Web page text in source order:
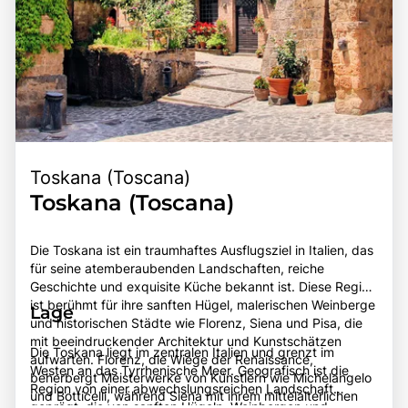
Toskana (Toscana)
Toskana (Toscana)
Die Toskana ist ein traumhaftes Ausflugsziel in Italien, das
für seine atemberaubenden Landschaften, reiche
Geschichte und exquisite Küche bekannt ist. Diese Region
ist berühmt für ihre sanften Hügel, malerischen Weinberge
und historischen Städte wie Florenz, Siena und Pisa, die
mit beeindruckender Architektur und Kunstschätzen
aufwarten. Florenz, die Wiege der Renaissance,
beherbergt Meisterwerke von Künstlern wie Michelangelo
und Botticelli, während Siena mit ihrem mittelalterlichen
Lage
Die Toskana liegt im zentralen Italien und grenzt im
Westen an das Tyrrhenische Meer. Geografisch ist die
Region von einer abwechslungsreichen Landschaft